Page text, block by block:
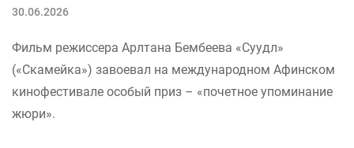
30.06.2026
Фильм режиссера Арлтана Бембеева «Суудл»
(«Скамейка») завоевал на международном Афинском
кинофестивале особый приз – «почетное упоминание
жюри».